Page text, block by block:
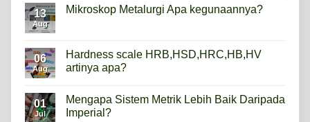
Height
Gauge
13
Aug
Mikroskop Metalurgi Apa kegunaannya?
Mikroskop
Metalurgi
Apa
06
Aug
Hardness scale HRB,HSD,HRC,HB,HV
artinya apa?
on
Hardness
scale
01
Jul
Mengapa Sistem Metrik Lebih Baik Daripada
Imperial?